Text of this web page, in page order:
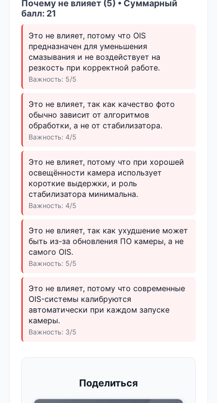
Почему не влияет (5) • Суммарный
балл: 21
Это не влияет, потому что OIS
предназначен для уменьшения
смазывания и не воздействует на
резкость при корректной работе.
Важность: 5/5
Это не влияет, так как качество фото
обычно зависит от алгоритмов
обработки, а не от стабилизатора.
Важность: 4/5
Это не влияет, потому что при хорошей
освещённости камера использует
короткие выдержки, и роль
стабилизатора минимальна.
Важность: 4/5
Это не влияет, так как ухудшение может
быть из-за обновления ПО камеры, а не
самого OIS.
Важность: 5/5
Это не влияет, потому что современные
OIS-системы калибруются
автоматически при каждом запуске
камеры.
Важность: 3/5
Поделиться